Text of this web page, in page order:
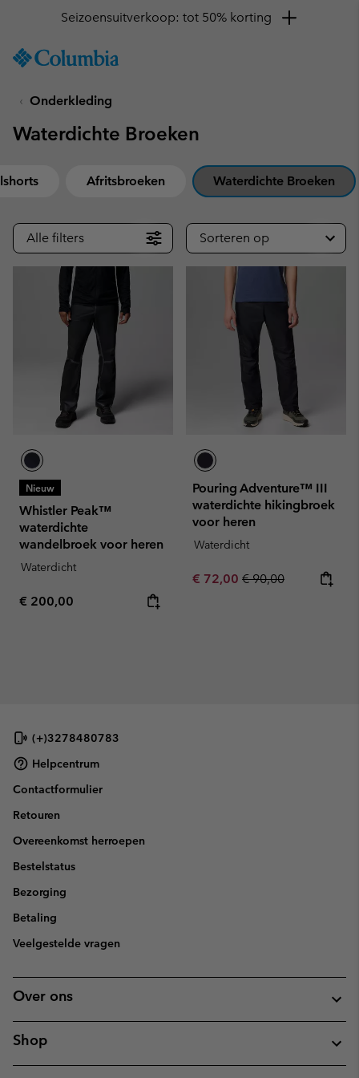
TO
SKIP
MAIN
SKIP
Seizoensuitverkoop: tot 50% korting
Onderkleding
Waterdichte Broeken
Afritsbroeken Waterdichte Broeken
Alle filters Sorteren op
Nieuw
Whistler Peak™
waterdichte
wandelbroek voor heren
Waterdicht
Regular price:
€ 200,00
Pouring Adventure™ III
waterdichte hikingbroek
voor heren
Waterdicht
Sale price:
€ 72,00 Regular price:
€ 90,00
(+)3278480783
Helpcentrum
Contactformulier
Retouren
Overeenkomst herroepen
Bestelstatus
Bezorging
Betaling
Veelgestelde vragen
Over ons
Shop